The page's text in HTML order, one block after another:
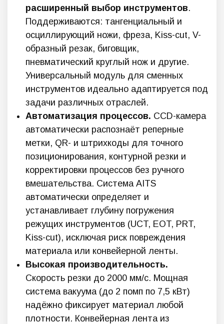
расширенный выбор инструментов.
Поддерживаются: тангенциальный и
осциллирующий ножи, фреза, Kiss-cut, V-
образный резак, биговщик,
пневматический круглый нож и другие.
Универсальный модуль для сменных
инструментов идеально адаптируется под
задачи различных отраслей.
Автоматизация процессов. CCD-камера
автоматически распознаёт реперные
метки, QR- и штрихкоды для точного
позиционирования, контурной резки и
корректировки процессов без ручного
вмешательства. Система AITS
автоматически определяет и
устанавливает глубину погружения
режущих инструментов (UCT, EOT, PRT,
Kiss-cut), исключая риск повреждения
материала или конвейерной ленты.
Высокая производительность.
Скорость резки до 2000 мм/с. Мощная
система вакуума (до 2 помп по 7,5 кВт)
надёжно фиксирует материал любой
плотности. Конвейерная лента из